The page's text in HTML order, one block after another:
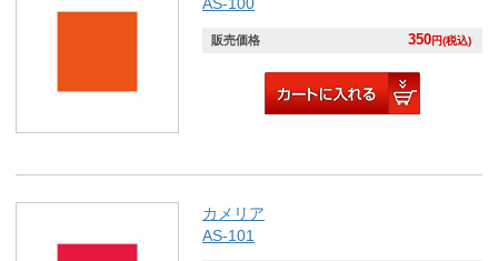
販売価格 350円(税込)
カメリア
AS-101